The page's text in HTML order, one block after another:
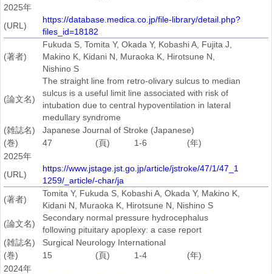
2025年
(URL)
https://database.medica.co.jp/file-library/detail.php?
files_id=18182
(著者)
Fukuda S, Tomita Y, Okada Y, Kobashi A, Fujita J,
Makino K, Kidani N, Muraoka K, Hirotsune N,
Nishino S
(論文名)
The straight line from retro-olivary sulcus to median
sulcus is a useful limit line associated with risk of
intubation due to central hypoventilation in lateral
medullary syndrome
(雑誌名)
Japanese Journal of Stroke (Japanese)
(巻)
47 (頁) 1-6
(年)
2025年
(URL)
https://www.jstage.jst.go.jp/article/jstroke/47/1/47_1
1259/_article/-char/ja
(著者)
Tomita Y, Fukuda S, Kobashi A, Okada Y, Makino K,
Kidani N, Muraoka K, Hirotsune N, Nishino S
(論文名)
Secondary normal pressure hydrocephalus
following pituitary apoplexy: a case report
(雑誌名)
Surgical Neurology International
(巻)
15 (頁) 1-4
(年)
2024年